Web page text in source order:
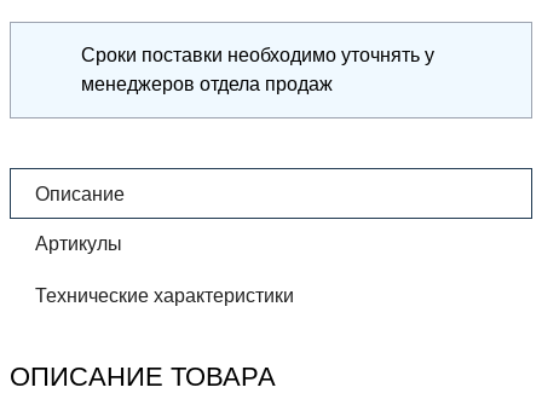
Сроки поставки необходимо уточнять у
менеджеров отдела продаж
Описание
Артикулы
Технические характеристики
ОПИСАНИЕ ТОВАРА